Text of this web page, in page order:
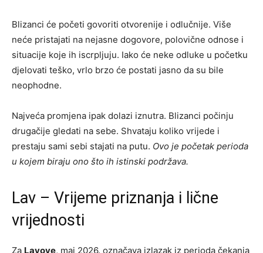
Blizanci će početi govoriti otvorenije i odlučnije. Više
neće pristajati na nejasne dogovore, polovične odnose i
situacije koje ih iscrpljuju. Iako će neke odluke u početku
djelovati teško, vrlo brzo će postati jasno da su bile
neophodne.
Najveća promjena ipak dolazi iznutra. Blizanci počinju
drugačije gledati na sebe. Shvataju koliko vrijede i
prestaju sami sebi stajati na putu. Ovo je početak perioda
u kojem biraju ono što ih istinski podržava.
Lav – Vrijeme priznanja i lične
vrijednosti
Za Lavove, maj 2026. označava izlazak iz perioda čekanja